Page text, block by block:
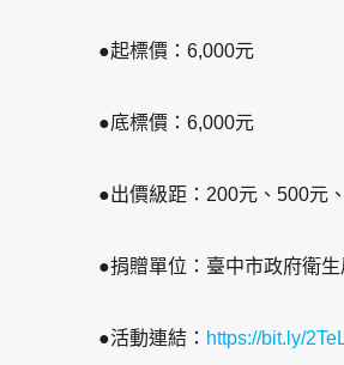
●起標價：6,000元
●底標價：6,000元
●出價級距：200元、500元
●捐贈單位：臺中市政府衛
●活動連結： https://bit.ly/